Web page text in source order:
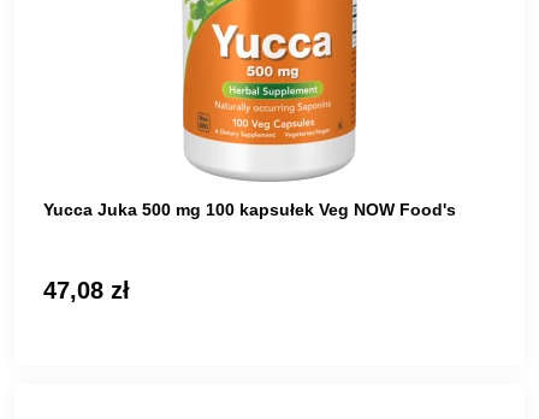
Yucca Juka 500 mg 100 kapsułek Veg NOW Food's
47,08 zł